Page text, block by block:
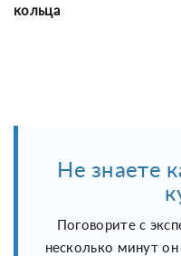
кольца
Не знаете
Поговорите с
несколько минут